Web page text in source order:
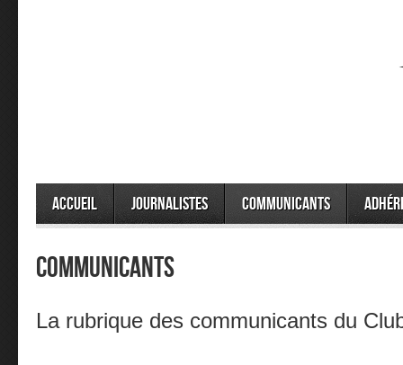
Accueil Journalistes Communicants
Communicants
La rubrique des communicants du